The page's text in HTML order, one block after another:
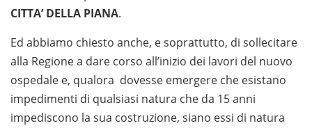
CITTA’ DELLA PIANA.
Ed abbiamo chiesto anche, e soprattutto, di sollecitare
alla Regione a dare corso all’inizio dei lavori del nuovo
ospedale e, qualora dovesse emergere che esistano
impedimenti di qualsiasi natura che da 15 anni
impediscono la sua costruzione, siano essi di natura